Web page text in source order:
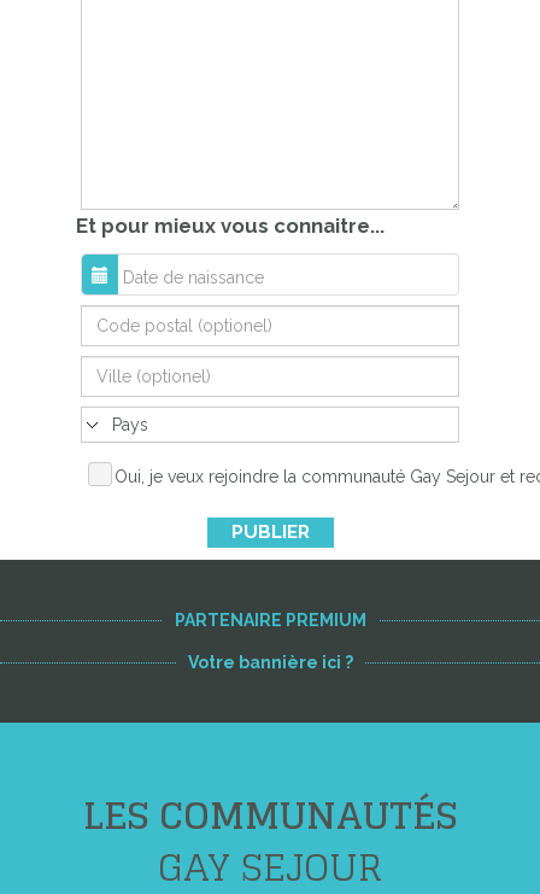
Et pour mieux vous connaitre...
Oui, je veux rejoindre la communauté Gay Sejour et
PUBLIER
PARTENAIRE PREMIUM
Votre bannière ici ?
LES COMMUNAUTÉS
GAY SEJOUR